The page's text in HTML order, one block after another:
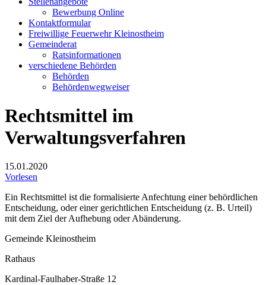
Bewerbung Online
Kontaktformular
Freiwillige Feuerwehr Kleinostheim
Gemeinderat
Ratsinformationen
verschiedene Behörden
Behörden
Behördenwegweiser
Rechtsmittel im
Verwaltungsverfahren
15.01.2020
Vorlesen
Ein Rechtsmittel ist die formalisierte Anfechtung einer behördlichen
Entscheidung, oder einer gerichtlichen Entscheidung (z. B. Urteil)
mit dem Ziel der Aufhebung oder Abänderung.
Gemeinde Kleinostheim
Rathaus
Kardinal-Faulhaber-Straße 12